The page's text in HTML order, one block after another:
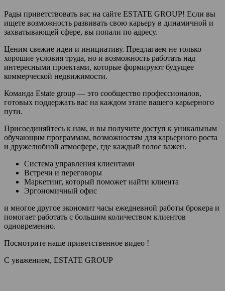
Рады приветствовать вас на сайте ESTATE GROUP! Если вы
ищете возможность развивать свою карьеру в динамичной и
захватывающей сфере, вы попали по адресу.
Ценим свежие идеи и инициативу. Предлагаем не только
хорошие условия труда, но и возможность работать над
интересными проектами, которые формируют будущее
коммерческой недвижимости.
Команда Estate group — это сообщество профессионалов,
готовых поддержать вас на каждом этапе вашего карьерного
пути.
Присоединяйтесь к нам, и вы получите доступ к уникальным
обучающим программам, возможностям для карьерного роста
и дружелюбной атмосфере, где каждый голос важен.
Система управления клиентами
Встречи и переговоры
Маркетинг, который поможет найти клиента
Эргономичный офис
и многое другое экономит часы ежедневной работы брокера и
помогает работать с большим количеством клиентов
одновременно.
Посмотрите наше приветственное видео !
С уважением, ESTATE GROUP